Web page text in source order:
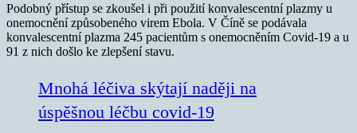
Podobný přístup se zkoušel i při použití konvalescentní plazmy u
onemocnění způsobeného virem Ebola. V Číně se podávala
konvalescentní plazma 245 pacientům s onemocněním Covid-19 a u
91 z nich došlo ke zlepšení stavu.
Mnohá léčiva skýtají naději na
úspěšnou léčbu covid-19